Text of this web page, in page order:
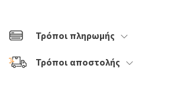
Τρόποι πληρωμής
Τρόποι αποστολής